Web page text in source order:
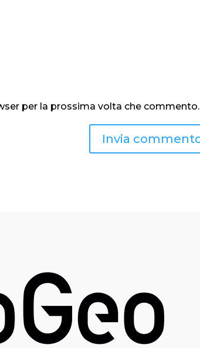
per la prossima volta che commento.